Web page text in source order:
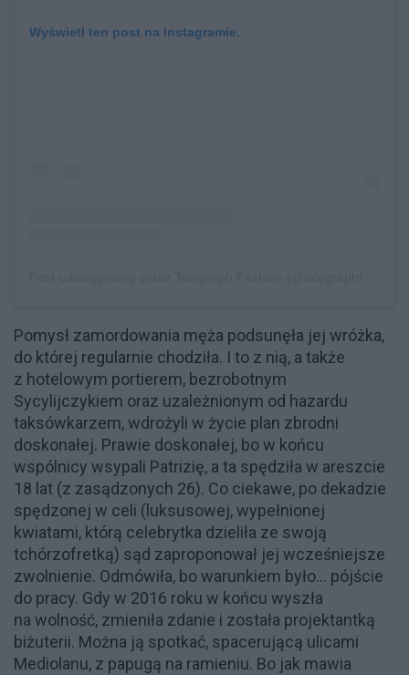
Wyświetl ten post na Instagramie.
Pomysł zamordowania męża podsunęła jej wróżka,
do której regularnie chodziła. I to z nią, a także
z hotelowym portierem, bezrobotnym
Sycylijczykiem oraz uzależnionym od hazardu
taksówkarzem, wdrożyli w życie plan zbrodni
doskonałej. Prawie doskonałej, bo w końcu
wspólnicy wsypali Patrizię, a ta spędziła w areszcie
18 lat (z zasądzonych 26). Co ciekawe, po dekadzie
spędzonej w celi (luksusowej, wypełnionej
kwiatami, którą celebrytka dzieliła ze swoją
tchórzofretką) sąd zaproponował jej wcześniejsze
zwolnienie. Odmówiła, bo warunkiem było... pójście
do pracy. Gdy w 2016 roku w końcu wyszła
na wolność, zmieniła zdanie i została projektantką
biżuterii. Można ją spotkać, spacerującą ulicami
Mediolanu, z papugą na ramieniu. Bo jak mawia